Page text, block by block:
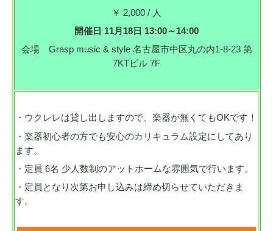
￥ 2,000 / 人
開催日 11月18日 13:00～14:00
会場 Grasp music & style 名古屋市中区丸の内1-8-23 第
7KTビル 7F
・ウクレレは貸し出しますので、楽器が無くてもOKです！
・楽器初心者の方でも安心のカリキュラム設定にしてあり
ます。
・定員 6名 少人数制のアットホームな雰囲気で行います。
・定員となり次第お申し込みは締め切らせていただきま
す。